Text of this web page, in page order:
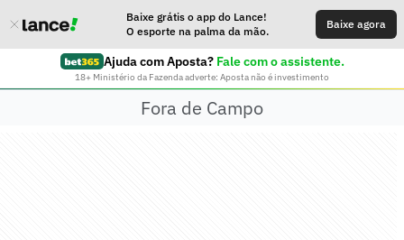
Baixe grátis o app do Lance!
O esporte na palma da mão.
Baixe agora
Ajuda com Aposta? Fale com o assistente.
18+ Ministério da Fazenda adverte: Aposta não é investimento
Fora de Campo